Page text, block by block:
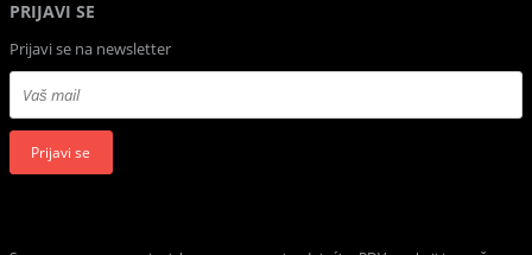
PRIJAVI SE
Prijavi se na newsletter
Prijavi se